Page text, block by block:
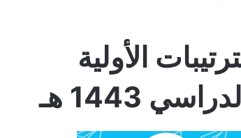
الأولية
1443 هـ